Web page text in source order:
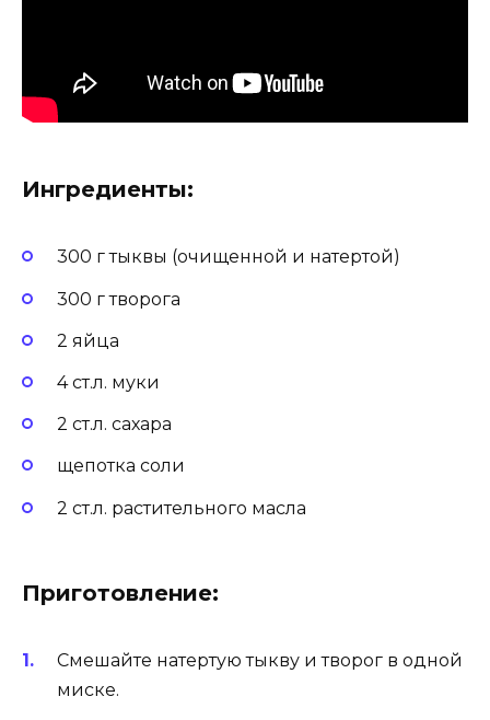
Ингредиенты:
300 г тыквы (очищенной и натертой)
300 г творога
2 яйца
4 ст.л. муки
2 ст.л. сахара
щепотка соли
2 ст.л. растительного масла
Приготовление:
Смешайте натертую тыкву и творог в одной
миске.